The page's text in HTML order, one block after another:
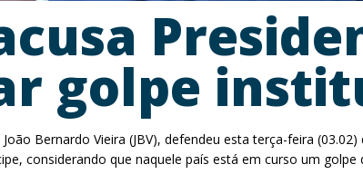
golpe
Bernardo Vieira (JBV), defendeu esta terça-feira (03.02)
considerando que naquele país está em curso um golpe